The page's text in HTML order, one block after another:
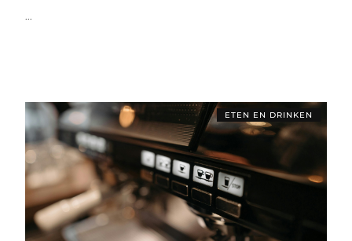
...
ETEN EN DRINKEN